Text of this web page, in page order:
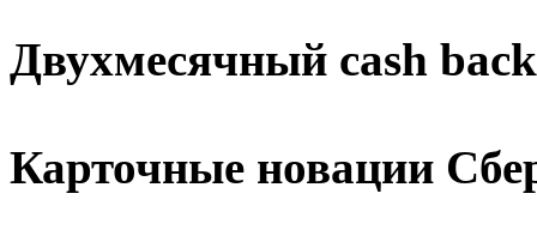
Двухмесячный cash back
Карточные новации